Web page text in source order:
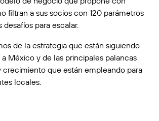
filtran a sus socios con 120 parámetros
desafíos para escalar.
de la estrategia que están siguiendo
a México y de las principales palancas
crecimiento que están empleando para
locales.